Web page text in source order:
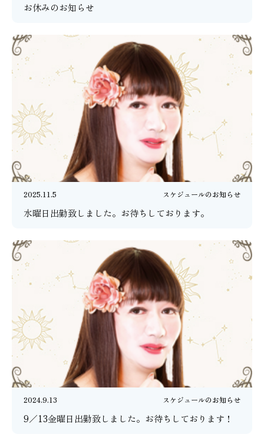
お休みのお知らせ
2025.11.5 スケジュールのお知らせ
水曜日出勤致しました。お待ちしております。
2024.9.13 スケジュールのお知らせ
9／13金曜日出勤致しました。お待ちしております！